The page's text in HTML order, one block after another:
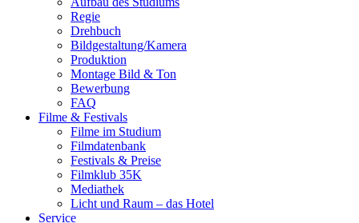
Regie
Dreh­buch
Bildgestaltung/​​Kamera
Pro­duk­ti­on
Mon­ta­ge Bild & Ton
Bewer­bung
FAQ
Fil­me & Fes­ti­vals
Fil­me im Stu­di­um
Film­da­ten­bank
Fes­ti­vals & Prei­se
Film­klub 35K
Media­thek
Licht und Raum – das Hotel
Ser­vice